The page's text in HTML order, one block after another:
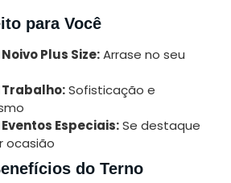
para Você
Plus Size:Arrase no seu
Sofisticação e
Especiais:Se destaque
ocasião
do Terno